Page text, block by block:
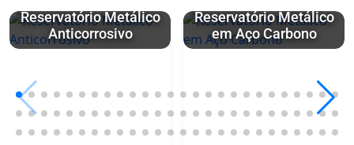
Reservatório Metálico
Anticorrosivo
Reservatório Metálico
em Aço Carbono